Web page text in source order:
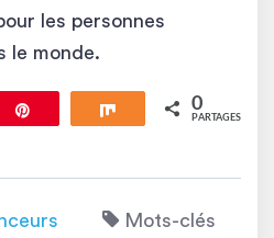
les personnes
le monde.
Partagez 0
PARTAGES
Mots-clés